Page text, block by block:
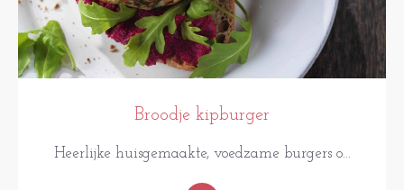
Broodje kipburger
Heerlijke huisgemaakte, voedzame burgers o...